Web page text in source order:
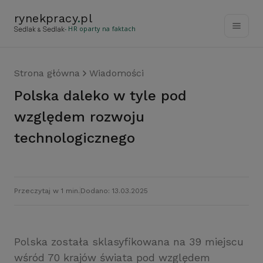
rynekpracy.pl
- HR oparty na faktach
Strona główna Wiadomości
Polska daleko w tyle pod
względem rozwoju
technologicznego
Przeczytaj w 1 min. Dodano: 13.03.2025
Polska została sklasyfikowana na 39 miejscu
wśród 70 krajów świata pod względem